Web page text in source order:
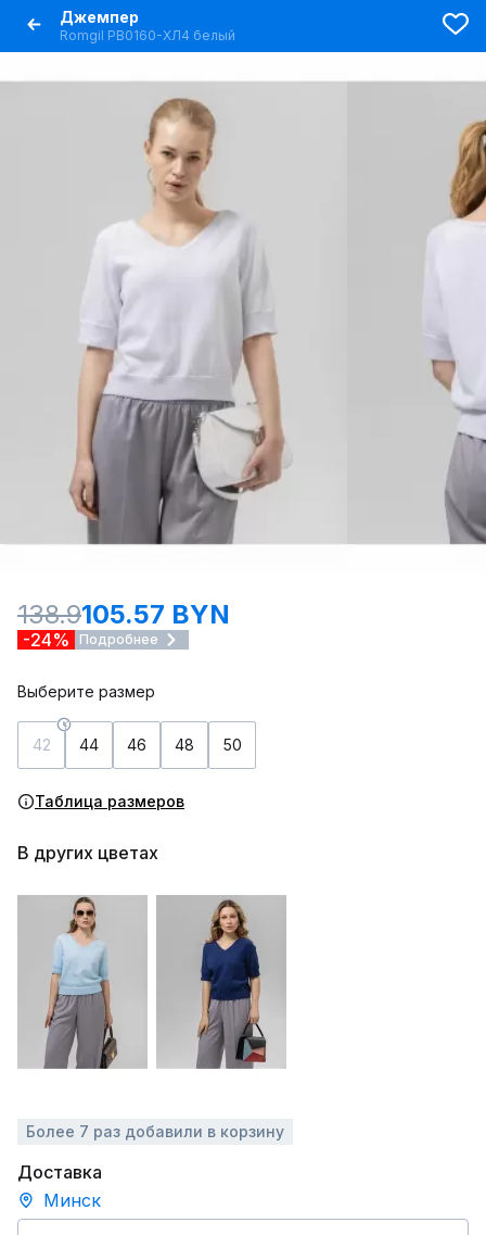
Джемпер
Romgil РВ0160-ХЛ4 белый
138.9105.57 BYN
-24% Подробнее
Выберите размер
42 44 46 48 50
Таблица размеров
В других цветах
Более 7 раз добавили в корзину
Доставка
Минск